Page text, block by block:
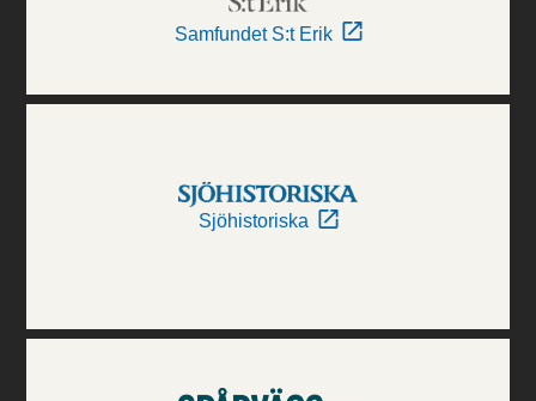
Samfundet S:t Erik
Sjöhistoriska